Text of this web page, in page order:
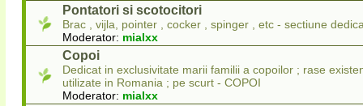
Pontatori si scotocitori
Brac , vijla, pointer , cocker , spinger , etc - sectiune
Moderator: mialxx
Copoi
Dedicat in exclusivitate marii familii a copoilor ; rase
utilizate in Romania ; pe scurt - COPOI
Moderator: mialxx